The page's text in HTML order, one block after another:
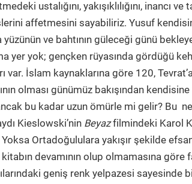
ustalığını, yakışıklılığını, inancı
affetmesini sayabiliriz. Yusuf
yüzünün ve bahtının güleceği günü
yer yok; gençken rüyasında gördüğü
var. İslam kaynaklarına göre 120,
olması günümüz bakışından
bu kadar uzun ömürle mi gelir? Bu
Kieslowski’nin Beyazfilmindeki Karol
Yoksa Ortadoğululara yakışır şekilde
kitabın devamının olup olmamasına
geniş renk yelpazesi sayesinde